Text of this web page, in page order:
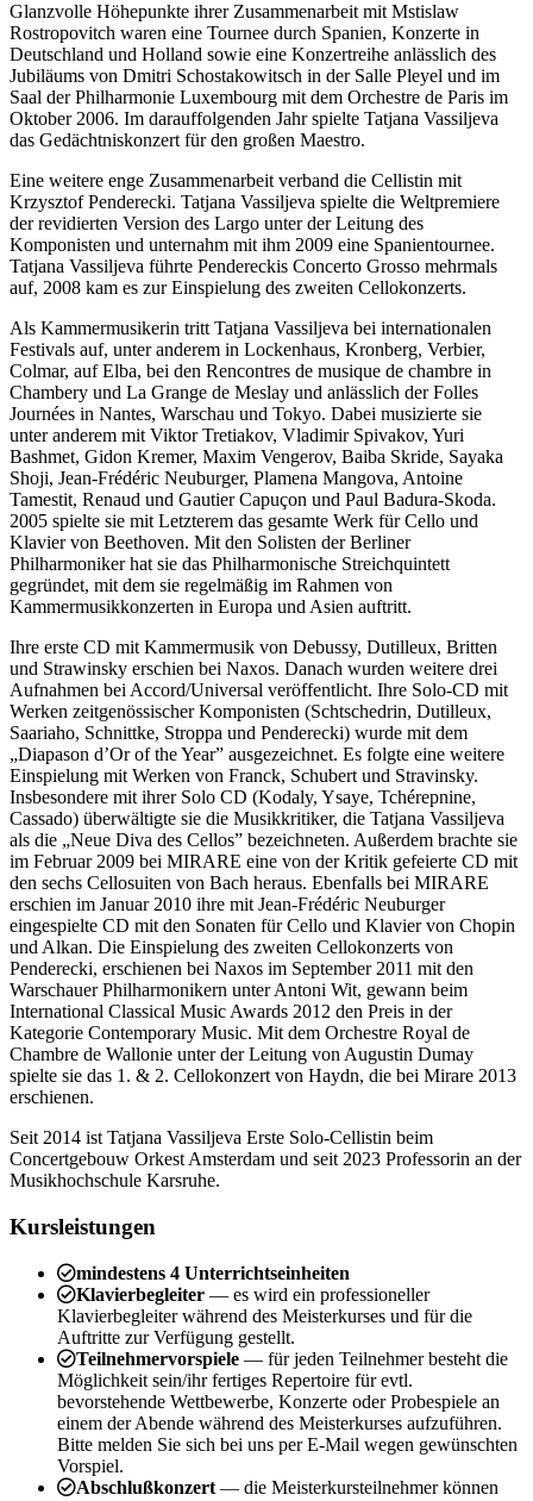
Glanzvolle Höhepunkte ihrer Zusammenarbeit mit Mstislaw
Rostropovitch waren eine Tournee durch Spanien, Konzerte in
Deutschland und Holland sowie eine Konzertreihe anlässlich des
Jubiläums von Dmitri Schostakowitsch in der Salle Pleyel und im
Saal der Philharmonie Luxembourg mit dem Оrchestre de Paris im
Oktober 2006. Im darauffolgenden Jahr spielte Tatjana Vassiljeva
das Gedächtniskonzert für den großen Maestro.
Eine weitere enge Zusammenarbeit verband die Cellistin mit
Krzysztof Penderecki. Tatjana Vassiljeva spielte die Weltpremiere
der revidierten Version des Largo unter der Leitung des
Komponisten und unternahm mit ihm 2009 eine Spanientournee.
Tatjana Vassiljeva führte Pendereckis Concerto Grosso mehrmals
auf, 2008 kam es zur Einspielung des zweiten Cellokonzerts.
Als Kammermusikerin tritt Tatjana Vassiljeva bei internationalen
Festivals auf, unter anderem in Lockenhaus, Kronberg, Verbier,
Colmar, auf Elba, bei den Rencontres de musique de chambre in
Chambery und La Grange de Meslay und anlässlich der Folles
Journées in Nantes, Warschau und Tokyo. Dabei musizierte sie
unter anderem mit Viktor Tretiakov, Vladimir Spivakov, Yuri
Bashmet, Gidon Kremer, Maxim Vengerov, Baiba Skride, Sayaka
Shoji, Jean-Frédéric Neuburger, Plamena Mangova, Antoine
Tamestit, Renaud und Gautier Capuçon und Paul Badura-Skoda.
2005 spielte sie mit Letzterem das gesamte Werk für Cello und
Klavier von Beethoven. Mit den Solisten der Berliner
Philharmoniker hat sie das Philharmonische Streichquintett
gegründet, mit dem sie regelmäßig im Rahmen von
Kammermusikkonzerten in Europa und Asien auftritt.
Ihre erste CD mit Kammermusik von Debussy, Dutilleux, Britten
und Strawinsky erschien bei Naxos. Danach wurden weitere drei
Aufnahmen bei Accord/Universal veröffentlicht. Ihre Solo-CD mit
Werken zeitgenössischer Komponisten (Schtschedrin, Dutilleux,
Saariaho, Schnittke, Stroppa und Penderecki) wurde mit dem
„Diapason d’Or of the Year” ausgezeichnet. Es folgte eine weitere
Einspielung mit Werken von Franck, Schubert und Stravinsky.
Insbesondere mit ihrer Solo CD (Kodaly, Ysaye, Tchérepnine,
Cassado) überwältigte sie die Musikkritiker, die Tatjana Vassiljeva
als die „Neue Diva des Cellos” bezeichneten. Außerdem brachte sie
im Februar 2009 bei MIRARE eine von der Kritik gefeierte CD mit
den sechs Cellosuiten von Bach heraus. Ebenfalls bei MIRARE
erschien im Januar 2010 ihre mit Jean-Frédéric Neuburger
eingespielte CD mit den Sonaten für Cello und Klavier von Chopin
und Alkan. Die Einspielung des zweiten Cellokonzerts von
Penderecki, erschienen bei Naxos im September 2011 mit den
Warschauer Philharmonikern unter Antoni Wit, gewann beim
International Classical Music Awards 2012 den Preis in der
Kategorie Contemporary Music. Mit dem Orchestre Royal de
Chambre de Wallonie unter der Leitung von Augustin Dumay
spielte sie das 1. & 2. Cellokonzert von Haydn, die bei Mirare 2013
erschienen.
Seit 2014 ist Tatjana Vassiljeva Erste Solo-Cellistin beim
Concertgebouw Orkest Amsterdam und seit 2023 Professorin an der
Musikhochschule Karsruhe.
Kursleistungen
mindestens 4 Unterrichtseinheiten
Klavierbegleiter — es wird ein professioneller
Klavierbegleiter während des Meisterkurses und für die
Auftritte zur Verfügung gestellt.
Teilnehmervorspiele — für jeden Teilnehmer besteht die
Möglichkeit sein/ihr fertiges Repertoire für evtl.
bevorstehende Wettbewerbe, Konzerte oder Probespiele an
einem der Abende während des Meisterkurses aufzuführen.
Bitte melden Sie sich bei uns per E-Mail wegen gewünschten
Vorspiel.
Abschlußkonzert — die Meisterkursteilnehmer können